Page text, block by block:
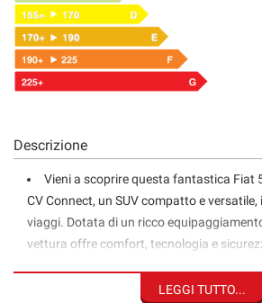
Descrizione
Vieni a scoprire questa fantastica Fiat
CV Connect, un SUV compatto e versatile,
viaggi. Dotata di un ricco
vettura offre comfort, tecnologia e
connettere il tuo smartphoneLEGGI TUTTO...